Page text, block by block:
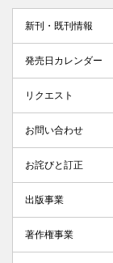
新刊・既刊情報
発売日カレンダー
リクエスト
お問い合わせ
お詫びと訂正
出版事業
著作権事業